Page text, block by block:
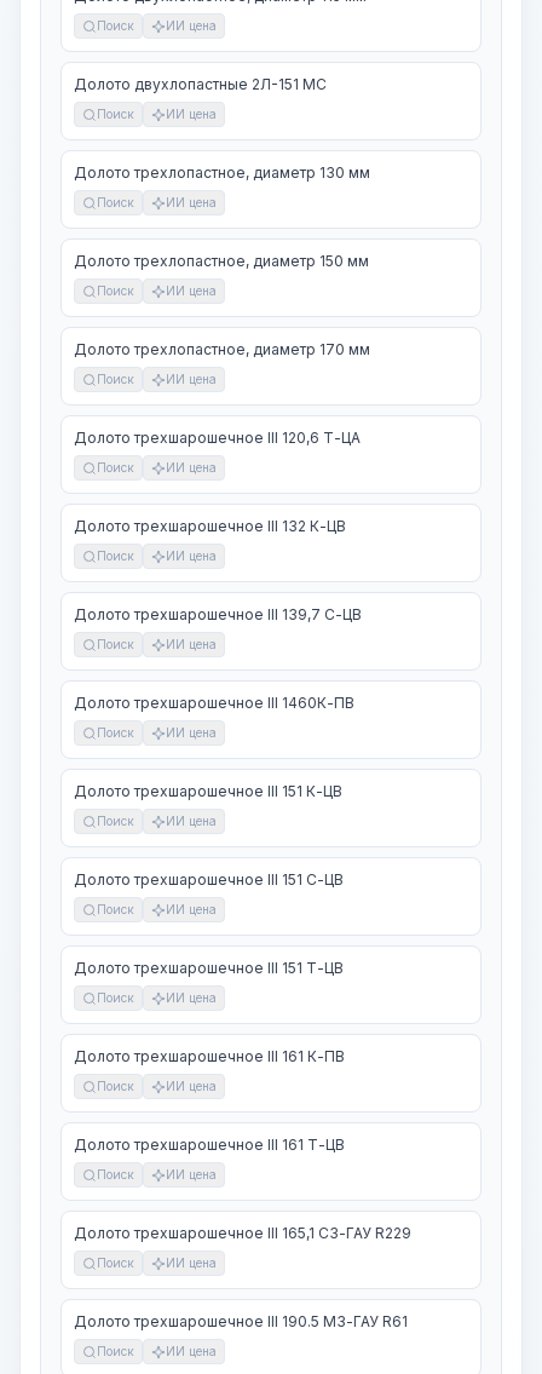
Поиск ИИ цена
Долото двухлопастные 2Л-151 МС
Поиск ИИ цена
Долото трехлопастное, диаметр 130 мм
Поиск ИИ цена
Долото трехлопастное, диаметр 150 мм
Поиск ИИ цена
Долото трехлопастное, диаметр 170 мм
Поиск ИИ цена
Долото трехшарошечное III 120,6 Т-ЦА
Поиск ИИ цена
Долото трехшарошечное III 132 К-ЦВ
Поиск ИИ цена
Долото трехшарошечное III 139,7 С-ЦВ
Поиск ИИ цена
Долото трехшарошечное III 1460К-ПВ
Поиск ИИ цена
Долото трехшарошечное III 151 К-ЦВ
Поиск ИИ цена
Долото трехшарошечное III 151 С-ЦВ
Поиск ИИ цена
Долото трехшарошечное III 151 Т-ЦВ
Поиск ИИ цена
Долото трехшарошечное III 161 К-ПВ
Поиск ИИ цена
Долото трехшарошечное III 161 Т-ЦВ
Поиск ИИ цена
Долото трехшарошечное III 165,1 СЗ-ГАУ R229
Поиск ИИ цена
Долото трехшарошечное III 190.5 МЗ-ГАУ R61
Поиск ИИ цена